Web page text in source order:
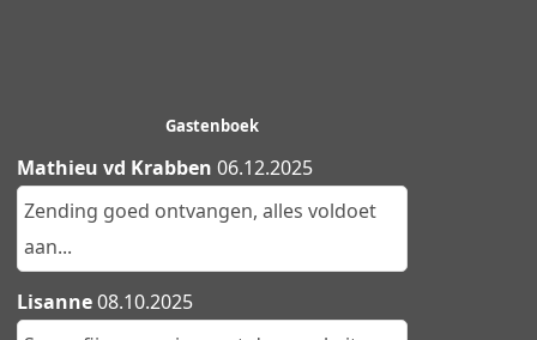
Gastenboek
Mathieu vd Krabben 06.12.2025
Zending goed ontvangen, alles voldoet
aan...
Lisanne08.10.2025